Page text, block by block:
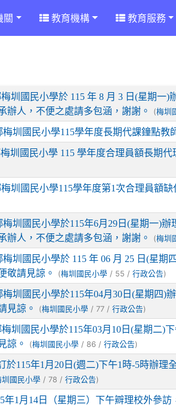
關 教育機構 教育服務
圳國民小學於 115 年 8 月 3 日(星期一
辦人，不便之處請多包涵，謝謝。
(梅圳
梅圳國民小學115學年度長期代課鐘點教
圳國民小學 115 學年度合理員額長期代
圳國民小學115學年度第1次合理員額
梅圳國民小學於115年6月29日(星期一)
辦人，不便之處請多包涵，謝謝。
(梅圳
圳國民小學於 115 年 06 月 25 日(星
敬請見諒。
(梅圳國民小學 / 55 /行政公告)
梅圳國民小學於115年04月30日(星期四)
見諒。
(梅圳國民小學 / 77 /行政公告)
圳國民小學於115年03月10日(星期二)
諒。
(梅圳國民小學 / 86 /行政公告)
於115年1月20日(週二)下午1時-5時辦
圳國民小學 / 78 /行政公告)
年1月14日（星期三）下午辧理校外參